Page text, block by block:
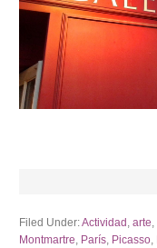
Filed Under:Actividad ,arte,
Montmartre, París, Picasso,